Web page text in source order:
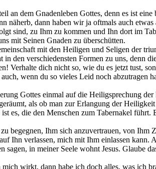
an dem Gnadenleben Gottes, denn es ist
dann haben wir ja oftmals auch
sind, zu Ihm zu kommen und Ihn dort im
mit Seinen Gnaden zu überschütten.
mit den Heiligen und Seligen der
den verschiedensten Formen zu uns, denn
Verhalte dich nicht so, wie du es jetzt tust,
wenn du so vieles Leid noch
Gottes einmal auf die Heiligsprechung
als ob man zur Erlangung der
es, die den Menschen zum Tabernakel führt.
begegnen, Ihm sich anzuvertrauen, von
Ihn verlassen, mich mit Ihm einlassen kann.
in meiner Seele wohnt Jesus. Glaube
wirkt, dann habe ich doch alles, was ich